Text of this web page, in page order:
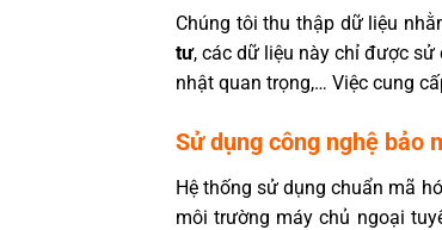
Chúng tôi thu thập dữ liệu
tư, các dữ liệu này chỉ được
nhật quan trọng,… Việc cung
Sử dụng công nghệ bảo
Hệ thống sử dụng chuẩn mã
môi trường máy chủ ngoại